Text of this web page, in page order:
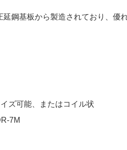
鋼基板から製造されており、
ズ可能、またはコイル状
7M